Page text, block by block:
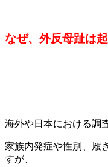
なぜ、外反母趾は
海外や日本における調
家族内発症や性別、履
すが、